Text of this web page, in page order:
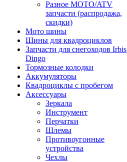
Разное МОТО/ATV
запчасти (распродажа,
скидки)
Мото шины
Шины для квадроциклов
Запчасти для снегоходов Irbis
Dingo
Тормозные колодки
Аккумуляторы
Квадроциклы с пробегом
Аксессуары
Зеркала
Инструмент
Перчатки
Шлемы
Противоугонные
устройства
Чехлы